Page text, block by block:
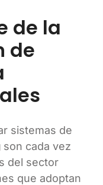
de la
de
sistemas de
son cada vez
del sector
que adoptan